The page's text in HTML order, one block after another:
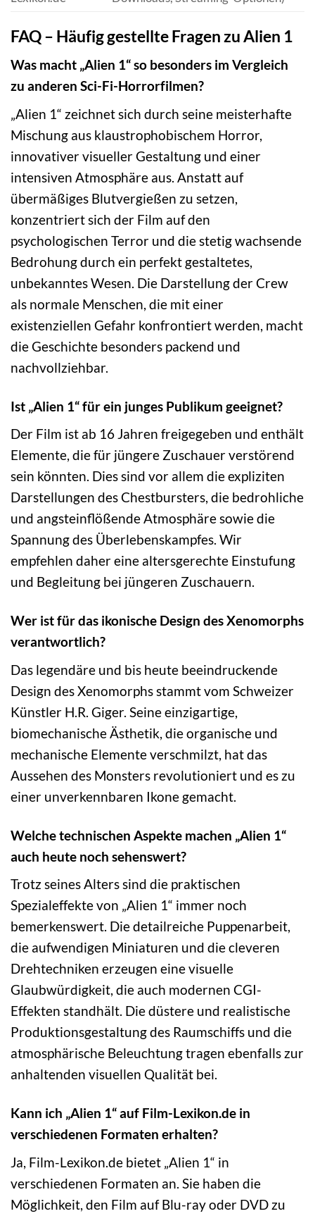
FAQ – Häufig gestellte Fragen zu Alien 1
Was macht „Alien 1“ so besonders im Vergleich
zu anderen Sci-Fi-Horrorfilmen?
„Alien 1“ zeichnet sich durch seine meisterhafte
Mischung aus klaustrophobischem Horror,
innovativer visueller Gestaltung und einer
intensiven Atmosphäre aus. Anstatt auf
übermäßiges Blutvergießen zu setzen,
konzentriert sich der Film auf den
psychologischen Terror und die stetig wachsende
Bedrohung durch ein perfekt gestaltetes,
unbekanntes Wesen. Die Darstellung der Crew
als normale Menschen, die mit einer
existenziellen Gefahr konfrontiert werden, macht
die Geschichte besonders packend und
nachvollziehbar.
Ist „Alien 1“ für ein junges Publikum geeignet?
Der Film ist ab 16 Jahren freigegeben und enthält
Elemente, die für jüngere Zuschauer verstörend
sein könnten. Dies sind vor allem die expliziten
Darstellungen des Chestbursters, die bedrohliche
und angsteinflößende Atmosphäre sowie die
Spannung des Überlebenskampfes. Wir
empfehlen daher eine altersgerechte Einstufung
und Begleitung bei jüngeren Zuschauern.
Wer ist für das ikonische Design des Xenomorphs
verantwortlich?
Das legendäre und bis heute beeindruckende
Design des Xenomorphs stammt vom Schweizer
Künstler H.R. Giger. Seine einzigartige,
biomechanische Ästhetik, die organische und
mechanische Elemente verschmilzt, hat das
Aussehen des Monsters revolutioniert und es zu
einer unverkennbaren Ikone gemacht.
Welche technischen Aspekte machen „Alien 1“
auch heute noch sehenswert?
Trotz seines Alters sind die praktischen
Spezialeffekte von „Alien 1“ immer noch
bemerkenswert. Die detailreiche Puppenarbeit,
die aufwendigen Miniaturen und die cleveren
Drehtechniken erzeugen eine visuelle
Glaubwürdigkeit, die auch modernen CGI-
Effekten standhält. Die düstere und realistische
Produktionsgestaltung des Raumschiffs und die
atmosphärische Beleuchtung tragen ebenfalls zur
anhaltenden visuellen Qualität bei.
Kann ich „Alien 1“ auf Film-Lexikon.de in
verschiedenen Formaten erhalten?
Ja, Film-Lexikon.de bietet „Alien 1“ in
verschiedenen Formaten an. Sie haben die
Möglichkeit, den Film auf Blu-ray oder DVD zu